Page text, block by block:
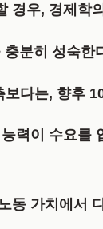
경우, 경제학
분히 성숙
다는, 향후
이 수요를
가치에서